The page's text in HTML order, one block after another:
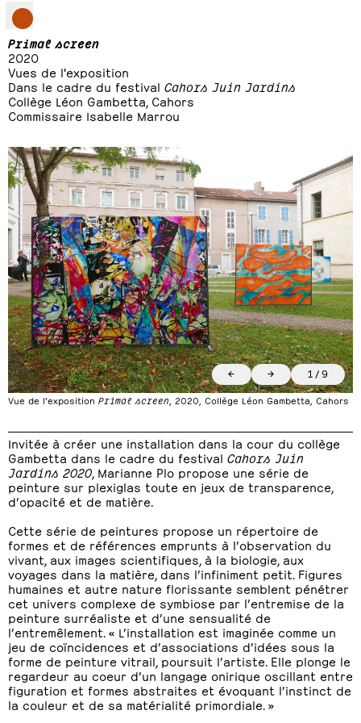
Primal screen
2020
Vues de l'exposition
Dans le cadre du festival Cahors Juin Jardins
Collège Léon Gambetta, Cahors
Commissaire Isabelle Marrou
Invitée à créer une installation dans la cour du collège
Gambetta dans le cadre du festival Cahors Juin
Jardins 2020 , Marianne Plo propose une série de
peinture sur plexiglas toute en jeux de transparence,
d’opacité et de matière.
Cette série de peintures propose un répertoire de
formes et de références emprunts à l’observation du
vivant, aux images scientifiques, à la biologie, aux
voyages dans la matière, dans l’infiniment petit. Figures
humaines et autre nature florissante semblent pénétrer
cet univers complexe de symbiose par l’entremise de la
peinture surréaliste et d’une sensualité de
l’entremêlement. « L’installation est imaginée comme un
jeu de coïncidences et d’associations d’idées sous la
forme de peinture vitrail, poursuit l’artiste. Elle plonge le
regardeur au coeur d’un langage onirique oscillant entre
figuration et formes abstraites et évoquant l’instinct de
la couleur et de sa matérialité primordiale. »
← → 1 /9
Vue de l’exposition Primal screen, 2020, Collège Léon Gambetta, Cahors